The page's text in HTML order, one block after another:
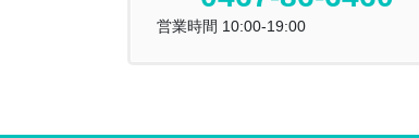
営業時間 10:00-19:00